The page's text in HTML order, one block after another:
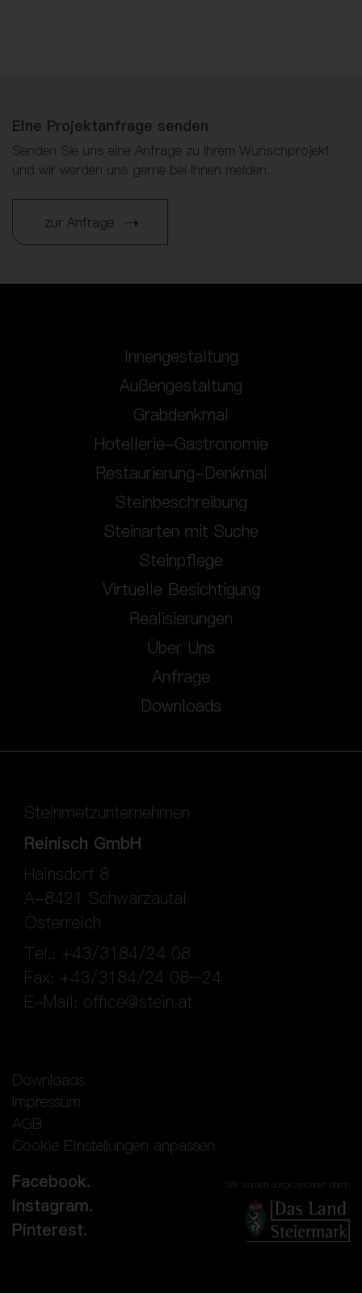
Eine Projektanfrage senden
Senden Sie uns eine Anfrage zu Ihrem Wunschprojekt
und wir werden uns gerne bei Ihnen melden.
zur Anfrage
Innengestaltung
Außengestaltung
Grabdenkmal
Hotellerie-Gastronomie
Restaurierung-Denkmal
Steinbeschreibung
Steinarten mit Suche
Steinpflege
Virtuelle Besichtigung
Realisierungen
Über Uns
Anfrage
Downloads
Steinmetzunternehmen
Reinisch GmbH
Hainsdorf 8
A-8421 Schwarzautal
Österreich
Tel.: +43/3184/24 08
Fax: +43/3184/24 08–24
E-Mail: office@stein.at
Downloads
Impressum
AGB
Cookie Einstellungen anpassen
Facebook.
Instagram.
Pinterest.
Wir wurden ausgezeichnet durch